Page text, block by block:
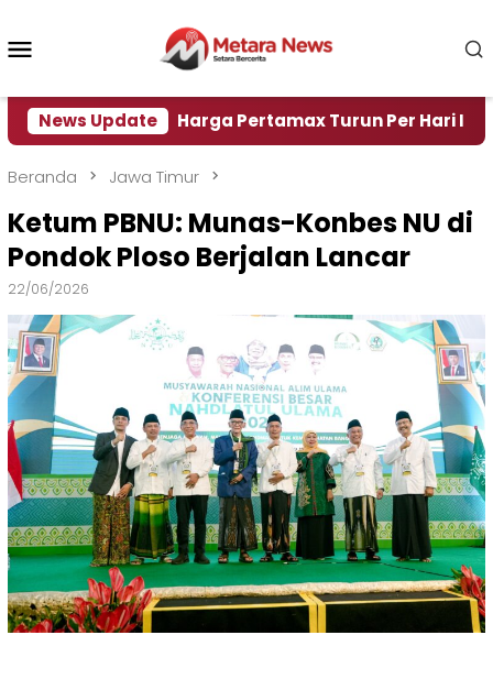
konten
News Update
Harga Pertamax Turun Per Hari Ini, Segini
Beranda Jawa Timur
Ketum PBNU: Munas-Konbes NU di
Pondok Ploso Berjalan Lancar
22/06/2026